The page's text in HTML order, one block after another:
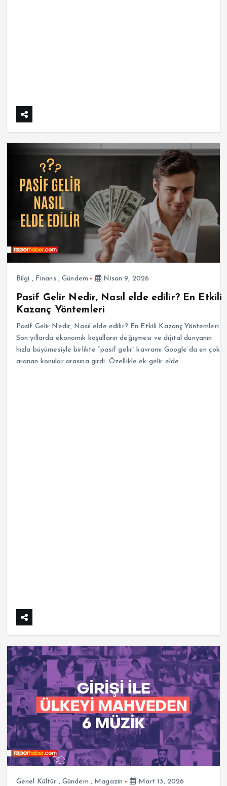
Bilgi , Finans,Gündem Nisan 9, 2026
Pasif Gelir Nedir, Nasıl elde edilir? En Etkili
Kazanç Yöntemleri
Pasif Gelir Nedir, Nasıl elde edilir? En Etkili Kazanç Yöntemleri
Son yıllarda ekonomik koşulların değişmesi ve dijital dünyanın
hızla büyümesiyle birlikte “pasif gelir” kavramı Google’da en çok
aranan konular arasına girdi. Özellikle ek gelir elde…
Genel Kültür , Gündem , Magazin Mart 13, 2026